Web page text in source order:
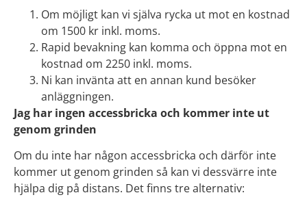
Om möjligt kan vi själva rycka ut mot en kostnad
om 1500 kr inkl. moms.
Rapid bevakning kan komma och öppna mot en
kostnad om 2250 inkl. moms.
Ni kan invänta att en annan kund besöker
anläggningen.
Jag har ingen accessbricka och kommer inte ut
genom grinden
Om du inte har någon accessbricka och därför inte
kommer ut genom grinden så kan vi dessvärre inte
hjälpa dig på distans. Det finns tre alternativ: